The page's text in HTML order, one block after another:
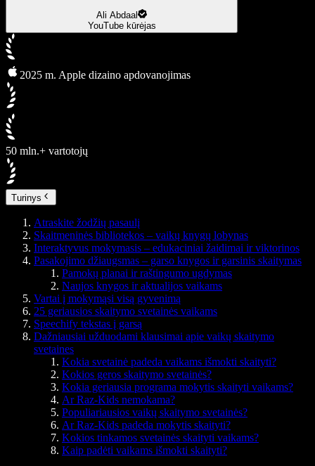
Ali Abdaal
YouTube kūrėjas
2025 m. Apple dizaino apdovanojimas
50 mln.+ vartotojų
Turinys
Atraskite žodžių pasaulį
Skaitmeninės bibliotekos – vaikų knygų lobynas
Interaktyvus mokymasis – edukaciniai žaidimai ir viktorinos
Pasakojimo džiaugsmas – garso knygos ir garsinis skaitymas
Pamokų planai ir raštingumo ugdymas
Naujos knygos ir aktualijos vaikams
Vartai į mokymąsi visą gyvenimą
25 geriausios skaitymo svetainės vaikams
Speechify tekstas į garsą
Dažniausiai užduodami klausimai apie vaikų skaitymo
svetaines
Kokia svetainė padeda vaikams išmokti skaityti?
Kokios geros skaitymo svetainės?
Kokia geriausia programa mokytis skaityti vaikams?
Ar Raz-Kids nemokama?
Populiariausios vaikų skaitymo svetainės?
Ar Raz-Kids padeda mokytis skaityti?
Kokios tinkamos svetainės skaityti vaikams?
Kaip padėti vaikams išmokti skaityti?